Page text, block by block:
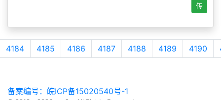
传
4184 4185 4186 4187 4188 4189 4190
备案编号：皖ICP备15020540号-1